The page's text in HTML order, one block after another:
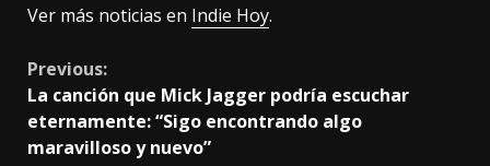
Ver más noticias en Indie Hoy.
Continue
Reading
Previous:
La canción que Mick Jagger podría escuchar
eternamente: “Sigo encontrando algo
maravilloso y nuevo”